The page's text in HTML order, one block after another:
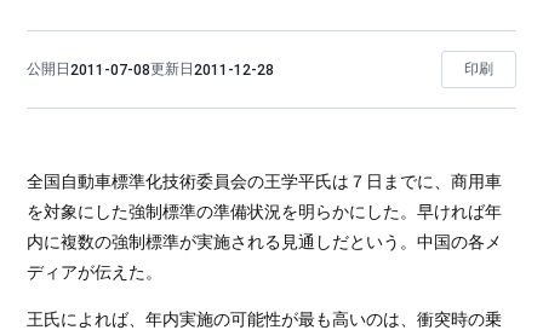
公開日2011-07-08更新日2011-12-28 印刷
全国自動車標準化技術委員会の王学平氏は７日までに、商用車
を対象にした強制標準の準備状況を明らかにした。早ければ年
内に複数の強制標準が実施される見通しだという。中国の各メ
ディアが伝えた。
王氏によれば、年内実施の可能性が最も高いのは、衝突時の乗